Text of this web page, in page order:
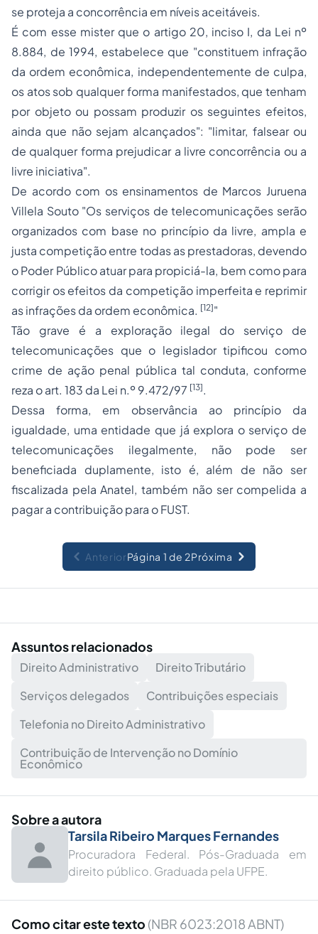
se proteja a concorrência em níveis aceitáveis.
É com esse mister que o artigo 20, inciso I, da Lei nº
8.884, de 1994, estabelece que "constituem infração
da ordem econômica, independentemente de culpa,
os atos sob qualquer forma manifestados, que tenham
por objeto ou possam produzir os seguintes efeitos,
ainda que não sejam alcançados": "limitar, falsear ou
de qualquer forma prejudicar a livre concorrência ou a
livre iniciativa".
De acordo com os ensinamentos de Marcos Juruena
Villela Souto "Os serviços de telecomunicações serão
organizados com base no princípio da livre, ampla e
justa competição entre todas as prestadoras, devendo
o Poder Público atuar para propiciá-la, bem como para
corrigir os efeitos da competição imperfeita e reprimir
as infrações da ordem econômica. [12]"
Tão grave é a exploração ilegal do serviço de
telecomunicações que o legislador tipificou como
crime de ação penal pública tal conduta, conforme
reza o art. 183 da Lei n.º 9.472/97 [13].
Dessa forma, em observância ao princípio da
igualdade, uma entidade que já explora o serviço de
telecomunicações ilegalmente, não pode ser
beneficiada duplamente, isto é, além de não ser
fiscalizada pela Anatel, também não ser compelida a
pagar a contribuição para o FUST.
AnteriorPágina 1 de 2Próxima
Assuntos relacionados
Direito Administrativo
Direito Tributário
Serviços delegados
Contribuições especiais
Telefonia no Direito Administrativo
Contribuição de Intervenção no Domínio
Econômico
Sobre a autora
Tarsila Ribeiro Marques Fernandes
Procuradora Federal. Pós-Graduada em
direito público. Graduada pela UFPE.
Como citar este texto (NBR 6023:2018 ABNT)